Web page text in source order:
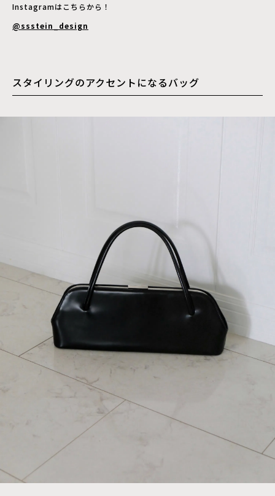
Instagramはこちらから！
@ssstein_design
スタイリングのアクセントになるバッグ